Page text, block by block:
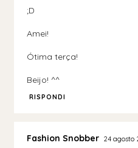
;D
Amei!
Ótima terça!
Beijo! ^^
RISPONDI
Fashion Snobber 24 agosto